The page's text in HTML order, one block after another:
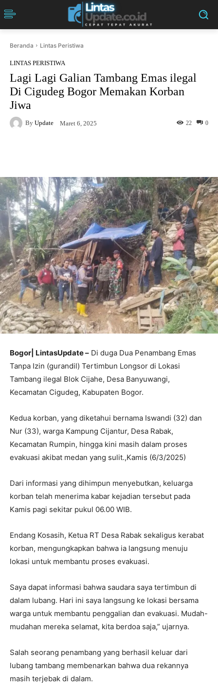
Beranda Lintas Peristiwa
LINTAS PERISTIWA
Lagi Lagi Galian Tambang Emas ilegal
Di Cigudeg Bogor Memakan Korban
Jiwa
By Update Maret 6, 2025 0
22
Bogor| LintasUpdate – Di duga Dua Penambang Emas
Tanpa Izin (gurandil) Tertimbun Longsor di Lokasi
Tambang ilegal Blok Cijahe, Desa Banyuwangi,
Kecamatan Cigudeg, Kabupaten Bogor.
Kedua korban, yang diketahui bernama Iswandi (32) dan
Nur (33), warga Kampung Cijantur, Desa Rabak,
Kecamatan Rumpin, hingga kini masih dalam proses
evakuasi akibat medan yang sulit.,Kamis (6/3/2025)
Dari informasi yang dihimpun menyebutkan, keluarga
korban telah menerima kabar kejadian tersebut pada
Kamis pagi sekitar pukul 06.00 WIB.
Endang Kosasih, Ketua RT Desa Rabak sekaligus kerabat
korban, mengungkapkan bahwa ia langsung menuju
lokasi untuk membantu proses evakuasi.
Saya dapat informasi bahwa saudara saya tertimbun di
dalam lubang. Hari ini saya langsung ke lokasi bersama
warga untuk membantu penggalian dan evakuasi. Mudah-
mudahan mereka selamat, kita berdoa saja,” ujarnya.
Salah seorang penambang yang berhasil keluar dari
lubang tambang membenarkan bahwa dua rekannya
masih terjebak di dalam.